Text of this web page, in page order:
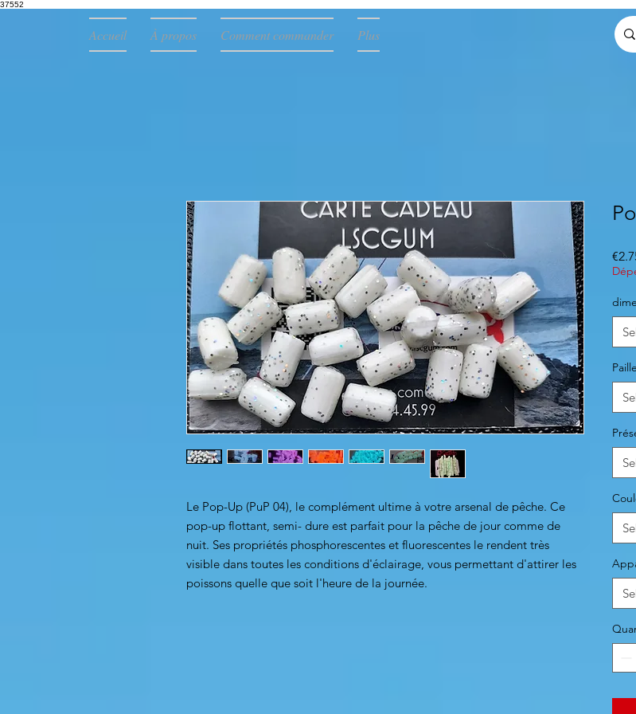
37552
Accueil À propos Comment commander Plus
Le Pop-Up (PuP 04), le complément ultime à votre arsenal de pêche. Ce
pop-up flottant, semi- dure est parfait pour la pêche de jour comme de
nuit. Ses propriétés phosphorescentes et fluorescentes le rendent très
visible dans toutes les conditions d'éclairage, vous permettant d'attirer les
poissons quelle que soit l'heure de la journée.